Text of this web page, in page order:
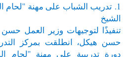
1. تدريب الشباب على مهنة "لحام
الشيخ
تنفيذًا لتوجيهات وزير العمل حسن
حسن هيكل، انطلقت بمركز